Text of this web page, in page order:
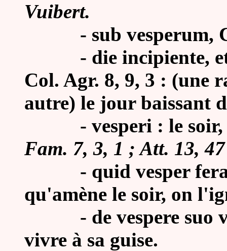
Vuibert.
- sub vesperum,
- die incipiente,
Col. Agr. 8, 9, 3 : (une
autre) le jour baissant
- vesperi : le soir,
Fam. 7, 3, 1 ; Att. 13,
- quid vesper ferat
qu'amène le soir, on
- de vespere suo
vivre à sa guise.